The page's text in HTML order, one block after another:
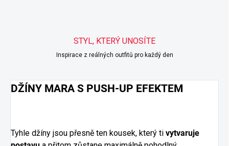
STYL, KTERÝ UNOSÍTE
Inspirace z reálných outfitů pro každý den
DŽÍNY MARA S PUSH-UP EFEKTEM
Tyhle džíny jsou přesně ten kousek, který ti vytvaruje